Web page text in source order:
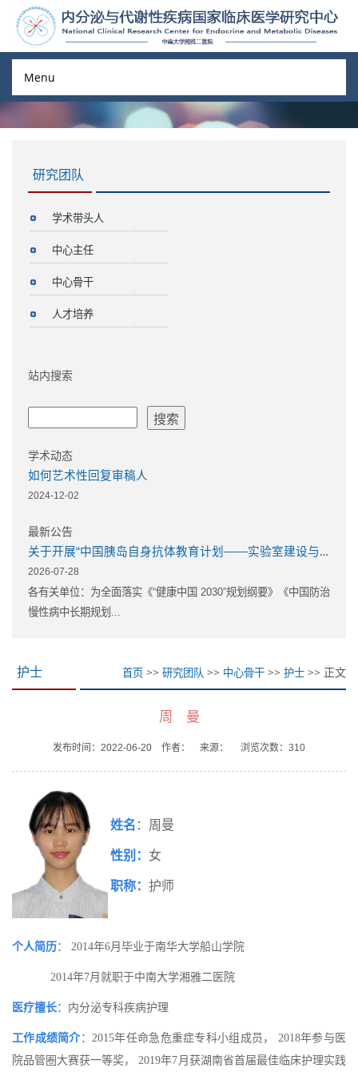
Menu
研究团队
学术带头人
中心主任
中心骨干
人才培养
站内搜索
学术动态
如何艺术性回复审稿人
2024-12-02
最新公告
关于开展“中国胰岛自身抗体教育计划——实验室建设与教育培训” 示范实验室立项与培育项目申报的通知
2026-07-28
各有关单位：为全面落实《“健康中国 2030”规划纲要》《中国防治
慢性病中长期规划...
护士 首页 >> 研究团队 >> 中心骨干 >> 护士 >> 正文
周 曼
发布时间：2022-06-20 作者： 来源： 浏览次数： 310
姓名 ：周曼
性别： 女
职称： 护师
个人简历： 2014年6月毕业于南华大学船山学院
2014年7月就职于中南大学湘雅二医院
医疗擅长：内分泌专科疾病护理
工作成绩简介： 2015年任命急危重症专科小组成员， 2018年参与医
院品管圈大赛获一等奖，
2019年7月获湖南省首届最佳临床护理实践